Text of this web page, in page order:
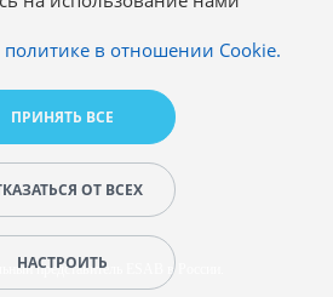
в отношении Cookie.
ПРИНЯТЬ ВСЕ
ОТ ВСЕХ
НАСТРОИТЬ
представитель ESAB в России.